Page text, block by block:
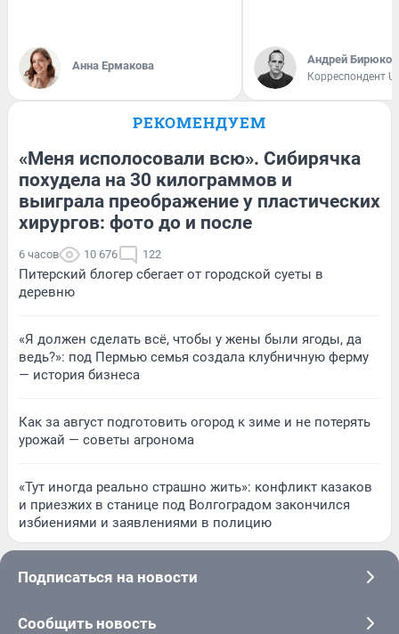
Анна Ермакова Андрей Бирюков
Корреспондент
РЕКОМЕНДУЕМ
«Меня исполосовали всю». Сибирячка
похудела на 30 килограммов и
выиграла преображение у пластических
хирургов: фото до и после
6 часов 10 676 122
Питерский блогер сбегает от городской суеты в
деревню
«Я должен сделать всё, чтобы у жены были ягоды, да
ведь?»: под Пермью семья создала клубничную ферму
— история бизнеса
Как за август подготовить огород к зиме и не потерять
урожай — советы агронома
«Тут иногда реально страшно жить»: конфликт казаков
и приезжих в станице под Волгоградом закончился
избиениями и заявлениями в полицию
Подписаться на новости
Сообщить новость